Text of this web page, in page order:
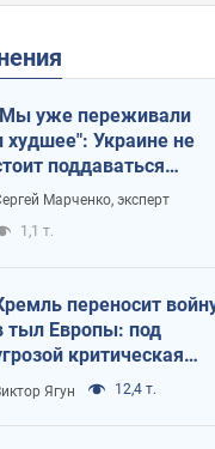
уже переживали
худшее": Украине не
поддаваться
из-за
Марченко, эксперт
1,1 т.
переносит
тыл Европы: под
критическая
Ягун 12,4 т.